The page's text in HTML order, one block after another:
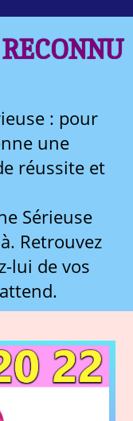
: pour
une
réussite et
Sérieuse
Retrouvez
lui de vos